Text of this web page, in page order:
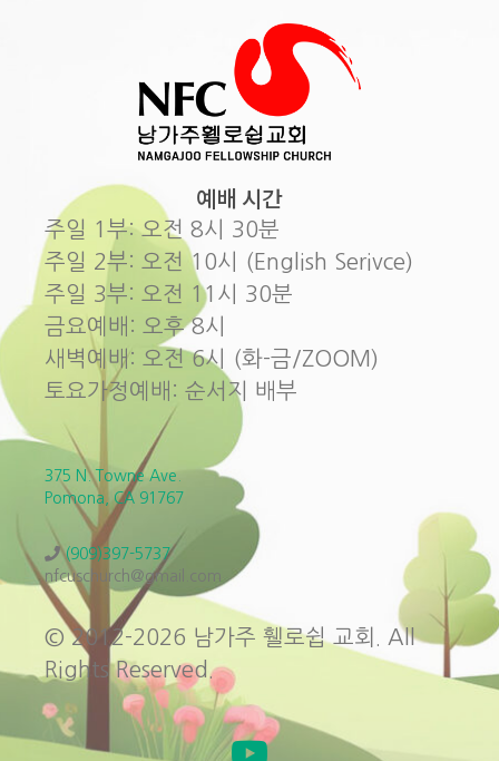
예배 시간
주일 1부: 오전 8시 30분
주일 2부: 오전 10시 (English Serivce)
주일 3부: 오전 11시 30분
금요예배: 오후 8시
새벽예배: 오전 6시 (화-금/ZOOM)
토요가정예배: 순서지 배부
375 N. Towne Ave.
Pomona, CA 91767
(909)397-5737
nfcuschurch@gmail.com
© 2012-2026 남가주 휄로쉽 교회. All
Rights Reserved.